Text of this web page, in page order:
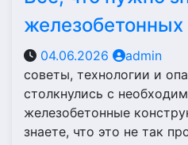
железобетонных
04.06.2026
admin
советы, технологии и
столкнулись с
железобетонные
знаете, что это не так